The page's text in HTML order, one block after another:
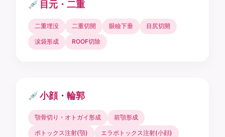
目元・二重
二重埋没 二重切開 眼瞼下垂 目尻切開
涙袋形成 ROOF切除
小顔・輪郭
顎骨切り・オトガイ形成 前顎形成
ボトックス注射(顎) エラボトックス注射(小顔)